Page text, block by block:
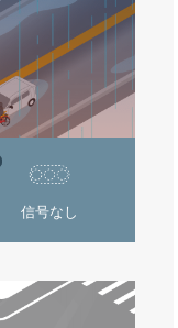
信号なし